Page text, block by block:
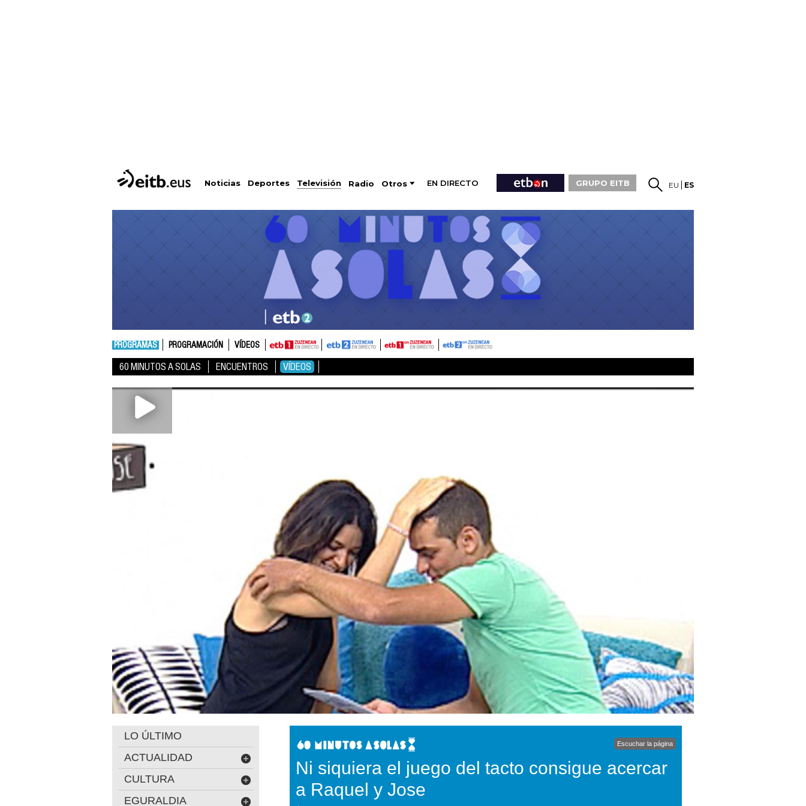
Noticias Deportes Televisión Radio Otros EN DIRECTO GRUPO EITB EU ES
PROGRAMAS PROGRAMACIÓN VÍDEOS
60 MINUTOS A SOLAS ENCUENTROS VÍDEOS
Escuchar la página
Ni siquiera el juego del tacto consigue acercar
a Raquel y Jose
LO ÚLTIMO
ACTUALIDAD
CULTURA
EGURALDIA